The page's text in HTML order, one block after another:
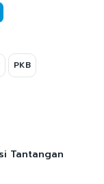
PKB
Tantangan